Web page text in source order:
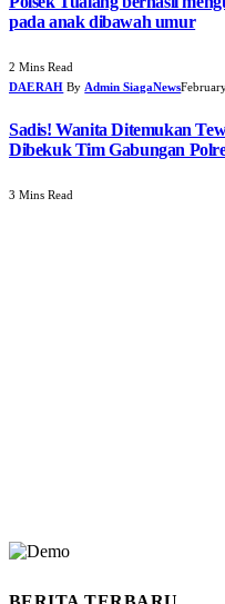
pada anak dibawah umur
2 Mins Read
DAERAH By Admin SiagaNews
Sadis! Wanita Ditemukan
Dibekuk Tim Gabungan
3 Mins Read